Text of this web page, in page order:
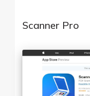
Scanner Pro